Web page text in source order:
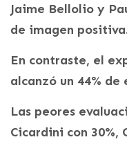
Jaime Bellolio y
de imagen
En contraste, el
alcanzó un 44%
Las peores
Cicardini con 30%,